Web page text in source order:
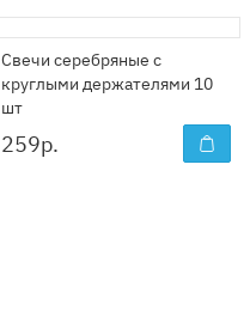
Свечи серебряные с
круглыми держателями 10
шт
259р.